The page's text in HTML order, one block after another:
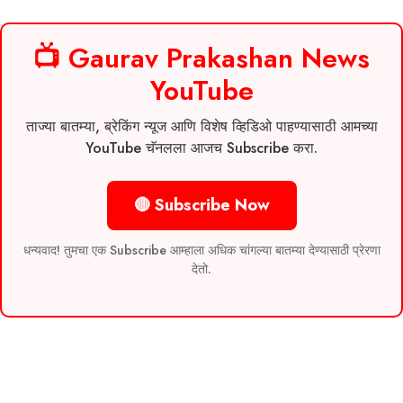
📺 Gaurav Prakashan News
YouTube
ताज्या बातम्या, ब्रेकिंग न्यूज आणि विशेष व्हिडिओ पाहण्यासाठी आमच्या
YouTube चॅनलला आजच Subscribe करा.
🔴 Subscribe Now
धन्यवाद! तुमचा एक Subscribe आम्हाला अधिक चांगल्या बातम्या देण्यासाठी प्रेरणा
देतो.